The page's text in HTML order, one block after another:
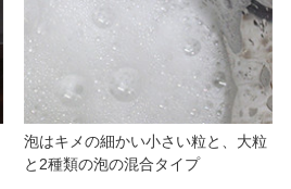
泡はキメの細かい小さい粒と、大粒
と2種類の泡の混合タイプ